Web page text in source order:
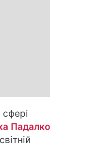
Падалко